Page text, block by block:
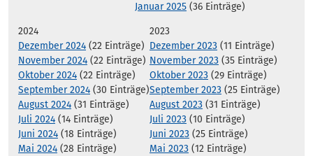
Januar 2025 (36 Einträge)
2024
Dezember 2024 (22 Einträge)
November 2024 (22 Einträge)
Oktober 2024 (22 Einträge)
September 2024 (30 Einträge)
August 2024 (31 Einträge)
Juli 2024 (14 Einträge)
Juni 2024 (18 Einträge)
Mai 2024 (28 Einträge)
2023
Dezember 2023 (11 Einträge)
November 2023 (35 Einträge)
Oktober 2023 (29 Einträge)
September 2023 (25 Einträge)
August 2023 (31 Einträge)
Juli 2023 (10 Einträge)
Juni 2023 (25 Einträge)
Mai 2023 (12 Einträge)